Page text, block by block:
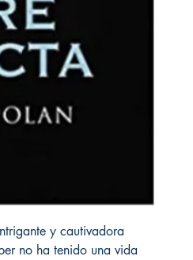
y cautivadora
no ha tenido una vida